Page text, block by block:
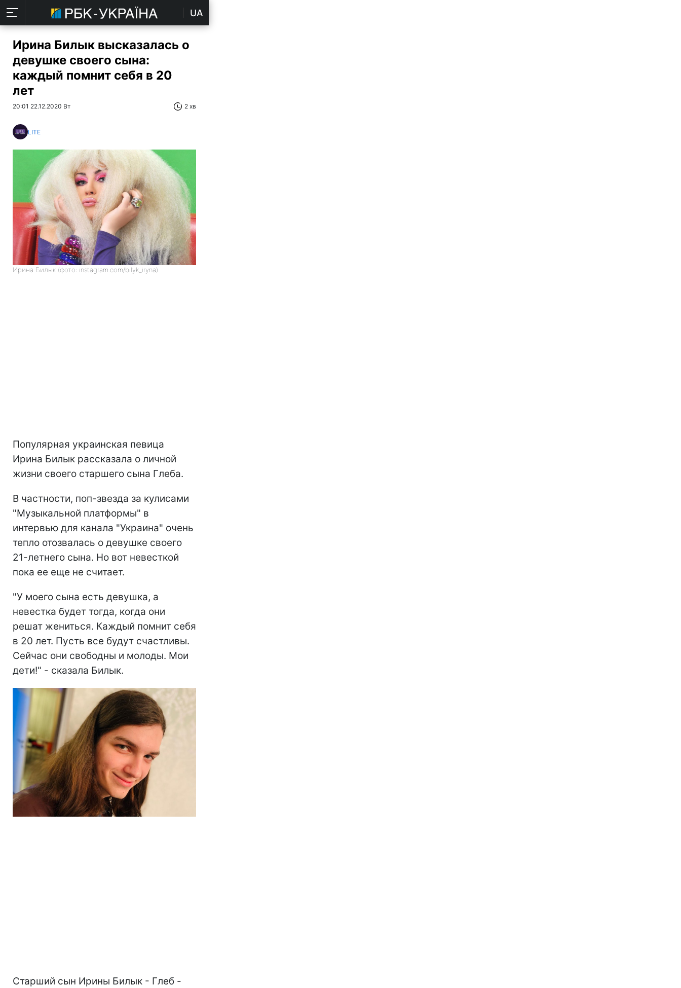
UA
Ирина Билык высказалась о
девушке своего сына:
каждый помнит себя в 20
лет
20:01 22.12.2020 Вт 2 хв
LITE
Ирина Билык (фото: instagram.com/bilyk_iryna)
Популярная украинская певица
Ирина Билык рассказала о личной
жизни своего старшего сына Глеба.
В частности, поп-звезда за кулисами
"Музыкальной платформы" в
интервью для канала "Украина" очень
тепло отозвалась о девушке своего
21-летнего сына. Но вот невесткой
пока ее еще не считает.
"У моего сына есть девушка, а
невестка будет тогда, когда они
решат жениться. Каждый помнит себя
в 20 лет. Пусть все будут счастливы.
Сейчас они свободны и молоды. Мои
дети!" - сказала Билык.
Старший сын Ирины Билык - Глеб -